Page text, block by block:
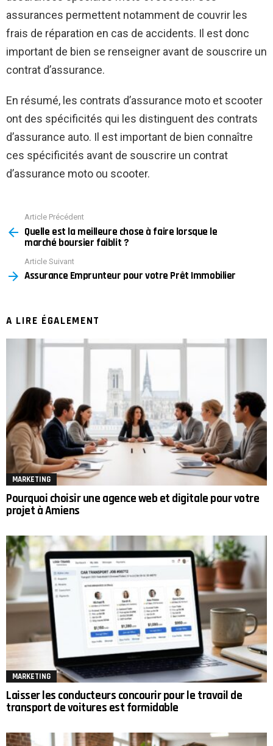
assurances permettent notamment de couvrir les
frais de réparation en cas de accidents. Il est donc
important de bien se renseigner avant de souscrire un
contrat d’assurance.
En résumé, les contrats d’assurance moto et scooter
ont des spécificités qui les distinguent des contrats
d’assurance auto. Il est important de bien connaître
ces spécificités avant de souscrire un contrat
d’assurance moto ou scooter.
more
Article Précédent
Quelle est la meilleure chose à faire lorsque le
marché boursier faiblit ?
Article Suivant
Assurance Emprunteur pour votre Prêt Immobilier
A LIRE ÉGALEMENT
MARKETING
Pourquoi choisir une agence web et digitale pour votre
projet à Amiens
MARKETING
Laisser les conducteurs concourir pour le travail de
transport de voitures est formidable